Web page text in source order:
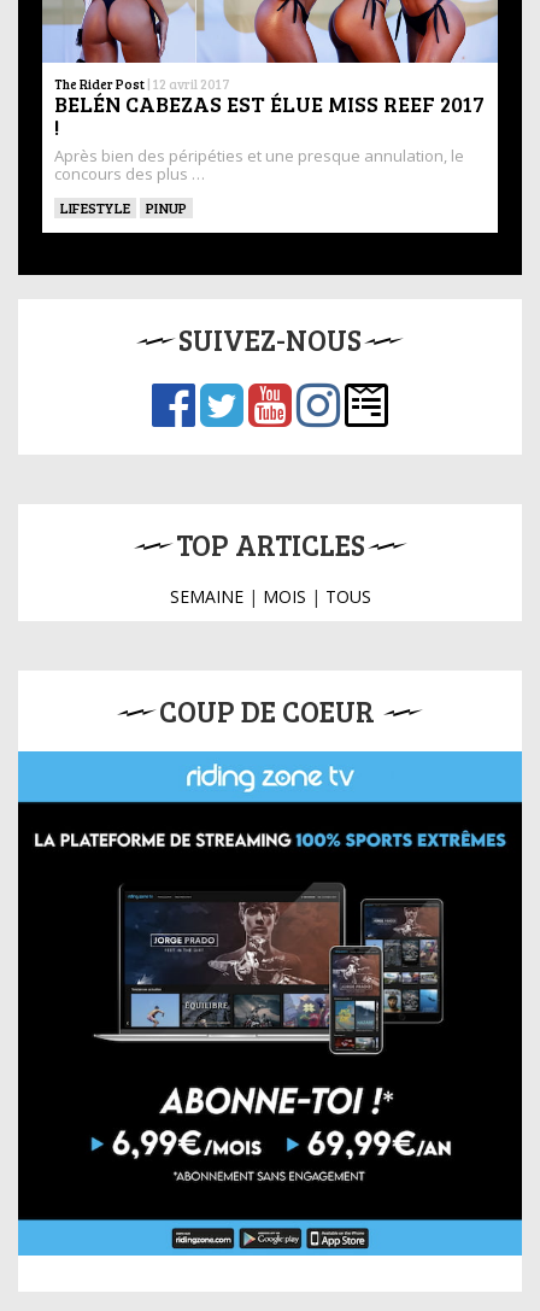
The Rider Post | 12 avril 2017
BELÉN CABEZAS EST ÉLUE MISS REEF 2017
!
Après bien des péripéties et une presque annulation, le
concours des plus …
LIFESTYLE PINUP
SUIVEZ-NOUS
TOP ARTICLES
SEMAINE| MOIS | TOUS
COUP DE COEUR